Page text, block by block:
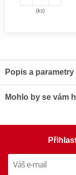
(ks)
Popis a parametry
PDF Aerodynamic
PDF Mounting
Mohlo by se vám